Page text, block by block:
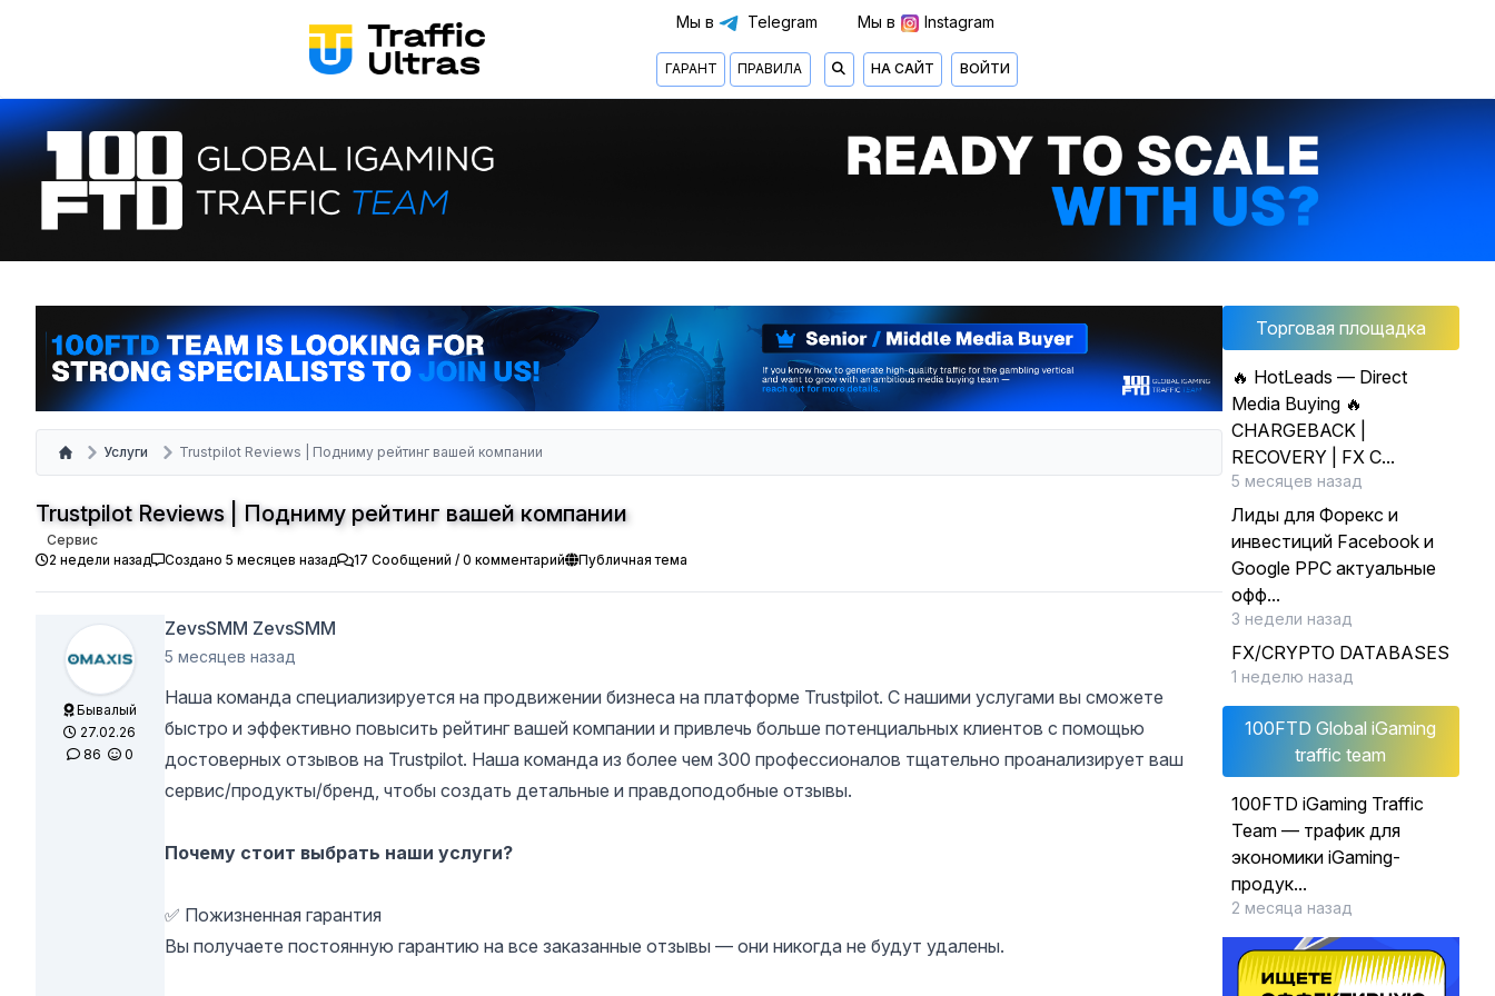
Мы в Telegram Мы в Instagram
ГАРАНТ ПРАВИЛА НА САЙТ ВОЙТИ
Услуги Trustpilot Reviews | Подниму рейтинг вашей компании
Trustpilot Reviews | Подниму рейтинг вашей компании
Сервис
2 недели назад
Создано 5 месяцев назад 17 Сообщений / 0 комментарий Публичная тема
Бывалый
27.02.26
86
0
ZevsSMM ZevsSMM
5 месяцев назад
Наша команда специализируется на продвижении бизнеса на платформе Trustpilot. С нашими услугами вы сможете
быстро и эффективно повысить рейтинг вашей компании и привлечь больше потенциальных клиентов с помощью
достоверных отзывов на Trustpilot. Наша команда из более чем 300 профессионалов тщательно проанализирует ваш
сервис/продукты/бренд, чтобы создать детальные и правдоподобные отзывы.
Почему стоит выбрать наши услуги?
✅ Пожизненная гарантия
Вы получаете постоянную гарантию на все заказанные отзывы — они никогда не будут удалены.
Торговая площадка
🔥 HotLeads — Direct
Media Buying 🔥
CHARGEBACK |
RECOVERY | FX C...
5 месяцев назад
Лиды для Форекс и
инвестиций Facebook и
Google PPC актуальные
офф...
3 недели назад
FX/CRYPTO DATABASES
1 неделю назад
100FTD Global iGaming
traffic team
100FTD iGaming Traffic
Team — трафик для
экономики iGaming-
продук...
2 месяца назад